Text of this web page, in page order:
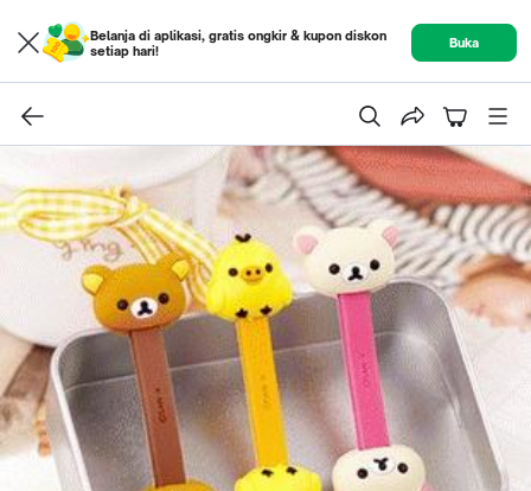
Belanja di aplikasi, gratis ongkir & kupon diskon
setiap hari!
Buka